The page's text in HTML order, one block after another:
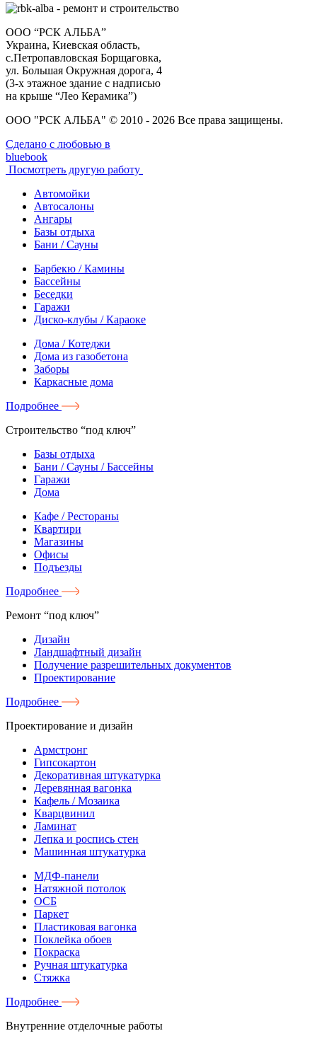
ООО “РСК АЛЬБА”
Украина, Киевская область,
с.Петропавловская Борщаговка,
ул. Большая Окружная дорога, 4
(3-х этажное здание с надписью
на крыше “Лео Керамика”)
ООО "РСК АЛЬБА" © 2010 - 2026 Все права защищены.
Сделано с любовью в
bluebook
Посмотреть другую работу
Автомойки
Автосалоны
Ангары
Базы отдыха
Бани / Сауны
Барбекю / Камины
Бассейны
Беседки
Гаражи
Диско-клубы / Караоке
Дома / Котеджи
Дома из газобетона
Заборы
Каркасные дома
Подробнее
Строительство “под ключ”
Базы отдыха
Бани / Сауны / Бассейны
Гаражи
Дома
Кафе / Рестораны
Квартири
Магазины
Офисы
Подъезды
Подробнее
Ремонт “под ключ”
Дизайн
Ландшафтный дизайн
Получение разрешительных документов
Проектирование
Подробнее
Проектирование и дизайн
Армстронг
Гипсокартон
Декоративная штукатурка
Деревянная вагонка
Кафель / Мозаика
Кварцвинил
Ламинат
Лепка и роспись стен
Машинная штукатурка
МДФ-панели
Натяжной потолок
ОСБ
Паркет
Пластиковая вагонка
Поклейка обоев
Покраска
Ручная штукатурка
Стяжка
Подробнее
Внутренние отделочные работы